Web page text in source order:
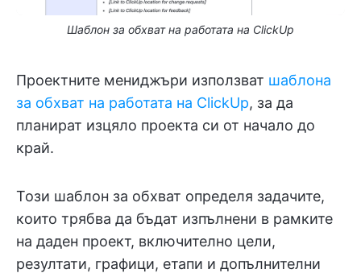
Шаблон за обхват на работата на ClickUp
Проектните мениджъри използват шаблона
за обхват на работата на ClickUp, за да
планират изцяло проекта си от начало до
край.
Този шаблон за обхват определя задачите,
които трябва да бъдат изпълнени в рамките
на даден проект, включително цели,
резултати, графици, етапи и допълнителни